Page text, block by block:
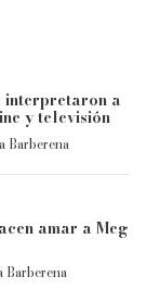
interpretaron a
y televisión
Barberena
amar a Meg
Barberena